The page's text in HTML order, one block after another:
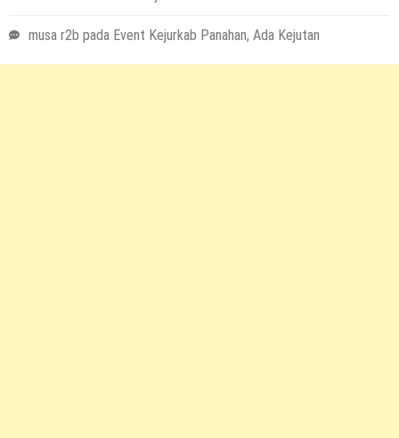
musa r2b pada Event Kejurkab Panahan, Ada Kejutan